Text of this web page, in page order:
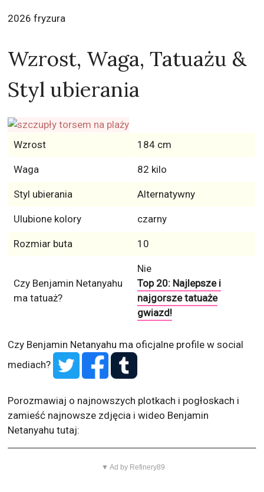
Styl ubierania
184 cm
Waga 82 kilo
Styl ubierania
Ulubione kolory czarny
Rozmiar buta 10
ma tatuaż?
Nie
najgorsze tatuaże
gwiazd!
Czy Benjamin Netanyahu ma oficjalne profile w social
mediach?
zamieść najnowsze zdjęcia i wideo Benjamin
Netanyahu tutaj: